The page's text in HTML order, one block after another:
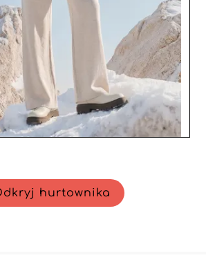
hurtownika